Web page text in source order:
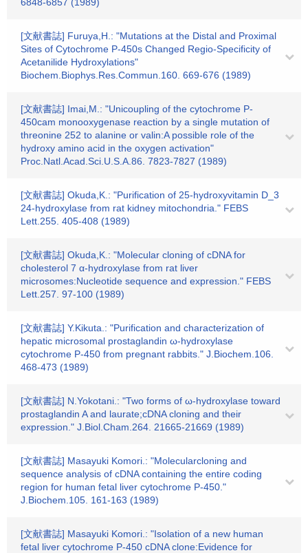
[文献書誌] Furuya,H.: "Mutations at the Distal and Proximal
Sites of Cytochrome P-450s Changed Regio-Specificity of
Acetanilide Hydroxylations"
Biochem.Biophys.Res.Commun.160. 669-676 (1989)
[文献書誌] Imai,M.: "Unicoupling of the cytochrome P-
450cam monooxygenase reaction by a single mutation of
threonine 252 to alanine or valin:A possible role of the
hydroxy amino acid in the oxygen activation"
Proc.Natl.Acad.Sci.U.S.A.86. 7823-7827 (1989)
[文献書誌] Okuda,K.: "Purification of 25-hydroxyvitamin D_3
24-hydroxylase from rat kidney mitochondria." FEBS
Lett.255. 405-408 (1989)
[文献書誌] Okuda,K.: "Molecular cloning of cDNA for
cholesterol 7 α-hydroxylase from rat liver
microsomes:Nucleotide sequence and expression." FEBS
Lett.257. 97-100 (1989)
[文献書誌] Y.Kikuta.: "Purification and characterization of
hepatic microsomal prostaglandin ω-hydroxylase
cytochrome P-450 from pregnant rabbits." J.Biochem.106.
468-473 (1989)
[文献書誌] N.Yokotani.: "Two forms of ω-hydroxylase toward
prostaglandin A and laurate;cDNA cloning and their
expression." J.Biol.Cham.264. 21665-21669 (1989)
[文献書誌] Masayuki Komori.: "Molecularcloning and
sequence analysis of cDNA containing the entire coding
region for human fetal liver cytochrome P-450."
J.Biochem.105. 161-163 (1989)
[文献書誌] Masayuki Komori.: "Isolation of a new human
fetal liver cytochrome P-450 cDNA clone:Evidence for